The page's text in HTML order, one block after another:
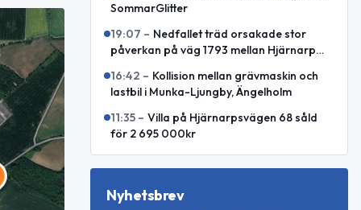
SommarGlitter
19:07 – Nedfallet träd orsakade stor
påverkan på väg 1793 mellan Hjärnarp
16:42 – Kollision mellan grävmaskin och
lastbil i Munka-Ljungby, Ängelholm
11:35 – Villa på Hjärnarpsvägen 68 såld
för 2 695 000kr
Nyhetsbrev